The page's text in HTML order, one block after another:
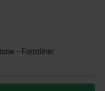
- Formliner